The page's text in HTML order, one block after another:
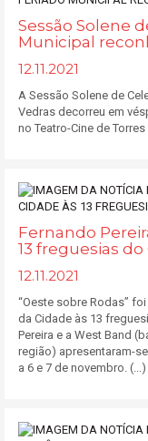
Sessão Solene
Municipal
12.11.2021
A Sessão Solene de
Vedras decorreu em
no Teatro-Cine de Torres
Fernando
13 freguesias
12.11.2021
“Oeste sobre Rodas”
da Cidade às 13
Pereira e a West Band
região) apresentaram-
a 6 e 7 de novembro. (...)